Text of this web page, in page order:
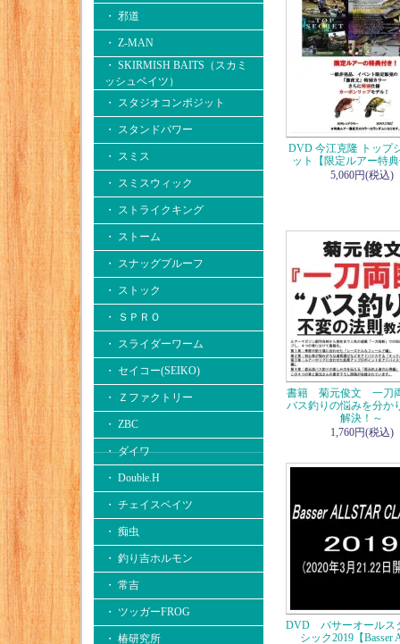
・ 邪道
・ Z-MAN
・ SKIRMISH BAITS（スカミ
ッシュベイツ）
・ スタジオコンポジット
・ スタンドパワー
・ スミス
・ スミスウィック
・ ストライクキング
・ ストーム
・ スナッグプルーフ
・ ストック
・ ＳＰＲＯ
・ スライダーワーム
・ セイコー(SEIKO)
・ Ｚファクトリー
・ ZBC
・ ダイワ
・ Double.H
・ チェイスベイツ
・ 痴虫
・ 釣り吉ホルモン
・ 常吉
・ ツッガーFROG
・ 椿研究所
DVD 今江克隆 トップ
ット【限定ルアー特
5,060円(税込)
書籍 菊元俊文 一刀
バス釣りの悩みを分か
解決！～
1,760円(税込)
DVD バサーオールス
シック2019【Basser